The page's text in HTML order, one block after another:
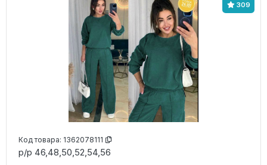
309
Код товара: 1362078111
р/р 46,48,50,52,54,56